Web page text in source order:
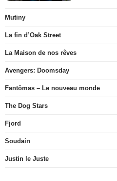
Mutiny
La fin d’Oak Street
La Maison de nos rêves
Avengers: Doomsday
Fantômas – Le nouveau monde
The Dog Stars
Fjord
Soudain
Justin le Juste